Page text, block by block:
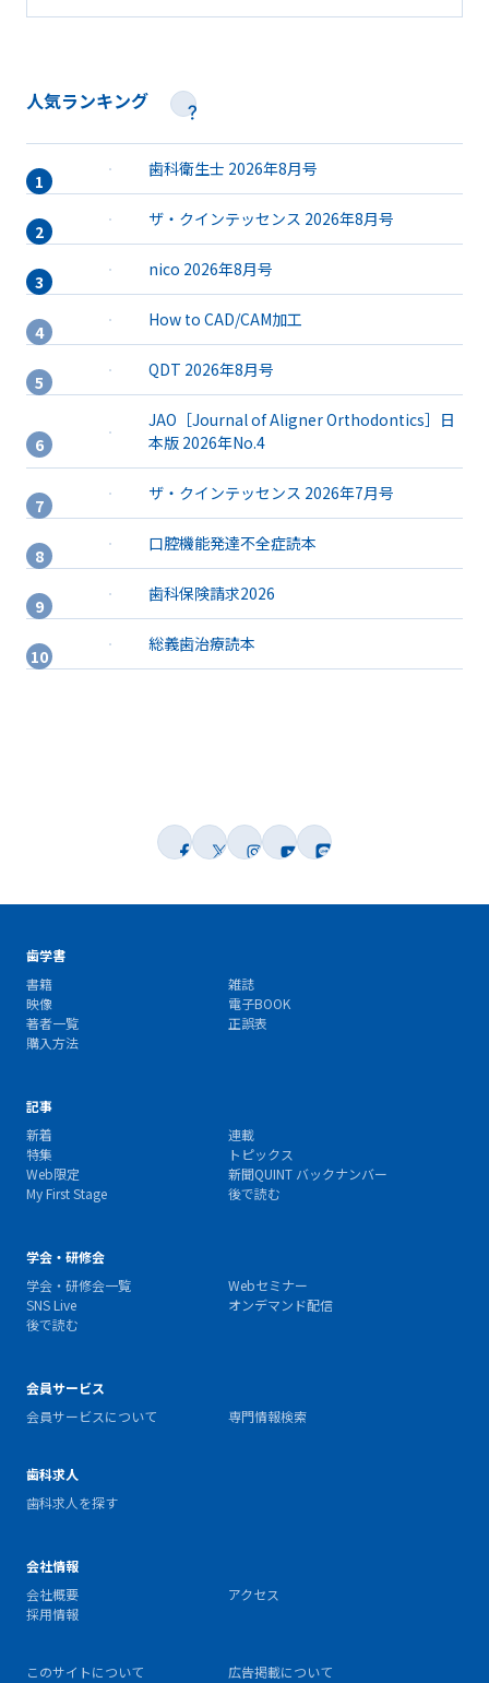
人気ランキング
歯科衛生士 2026年8月号
ザ・クインテッセンス 2026年8月号
nico 2026年8月号
How to CAD/CAM加工
QDT 2026年8月号
JAO［Journal of Aligner Orthodontics］日
本版 2026年No.4
ザ・クインテッセンス 2026年7月号
口腔機能発達不全症読本
歯科保険請求2026
総義歯治療読本
歯学書
書籍
雑誌
映像
電子BOOK
著者一覧
正誤表
購入方法
記事
新着
連載
特集
トピックス
Web限定
新聞QUINT バックナンバー
My First Stage
後で読む
学会・研修会
学会・研修会一覧
Webセミナー
SNS Live
オンデマンド配信
後で読む
会員サービス
会員サービスについて
専門情報検索
歯科求人
歯科求人を探す
会社情報
会社概要
アクセス
採用情報
このサイトについて
広告掲載について